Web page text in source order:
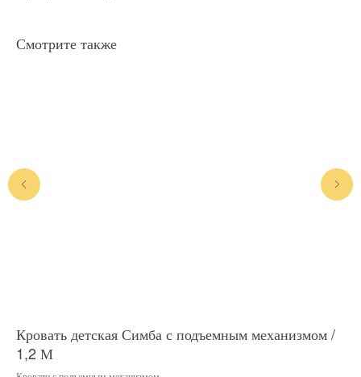
Смотрите также
Кровать детская Симба с подъемным механизмом /
1,2 М